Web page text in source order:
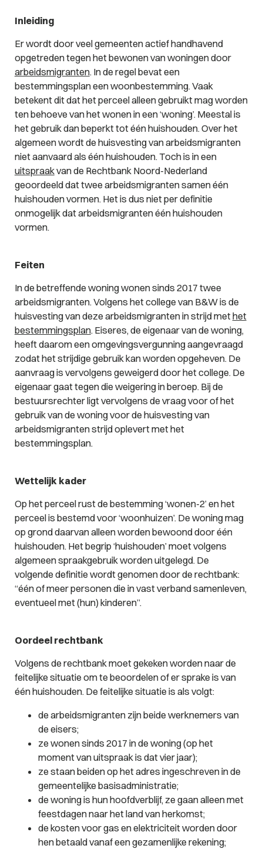
Inleiding
Er wordt door veel gemeenten actief handhavend
opgetreden tegen het bewonen van woningen door
arbeidsmigranten. In de regel bevat een
bestemmingsplan een woonbestemming. Vaak
betekent dit dat het perceel alleen gebruikt mag worden
ten behoeve van het wonen in een ‘woning’. Meestal is
het gebruik dan beperkt tot één huishouden. Over het
algemeen wordt de huisvesting van arbeidsmigranten
niet aanvaard als één huishouden. Toch is in een
uitspraakvan de Rechtbank Noord-Nederland
geoordeeld dat twee arbeidsmigranten samen één
huishouden vormen. Het is dus niet per definitie
onmogelijk dat arbeidsmigranten één huishouden
vormen.
Feiten
In de betreffende woning wonen sinds 2017 twee
arbeidsmigranten. Volgens het college van B&W is de
huisvesting van deze arbeidsmigranten in strijd methet
bestemmingsplan. Eiseres, de eigenaar van de woning,
heeft daarom een omgevingsvergunning aangevraagd
zodat het strijdige gebruik kan worden opgeheven. De
aanvraag is vervolgens geweigerd door het college. De
eigenaar gaat tegen die weigering in beroep. Bij de
bestuursrechter ligt vervolgens de vraag voor of het
gebruik van de woning voor de huisvesting van
arbeidsmigranten strijd oplevert met het
bestemmingsplan.
Wettelijk kader
Op het perceel rust de bestemming ‘wonen-2’en het
perceel is bestemd voor ‘woonhuizen’. De woning mag
op grond daarvan alleen worden bewoond door één
huishouden. Het begrip ‘huishouden’ moet volgens
algemeen spraakgebruik worden uitgelegd. De
volgende definitie wordt genomen door de rechtbank:
“één of meer personen die in vast verband samenleven,
eventueel met (hun) kinderen”.
Oordeel rechtbank
Volgens de rechtbank moet gekeken worden naar de
feitelijke situatie om te beoordelen of er sprake is van
één huishouden. De feitelijke situatie is als volgt:
de arbeidsmigranten zijn beide werknemers van
de eisers;
ze wonen sinds 2017 in de woning (op het
moment van uitspraak is dat vier jaar);
ze staan beiden op het adres ingeschreven in de
gemeentelijke basisadministratie;
de woning is hun hoofdverblijf, ze gaan alleen met
feestdagen naar het land van herkomst;
de kosten voor gas en elektriciteit worden door
hen betaald vanaf een gezamenlijke rekening;